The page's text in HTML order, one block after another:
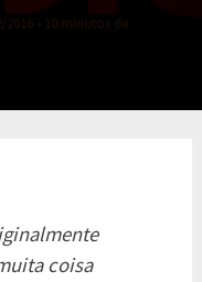
coisa